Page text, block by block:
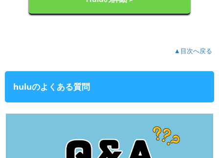
▲目次へ戻る
huluのよくある質問